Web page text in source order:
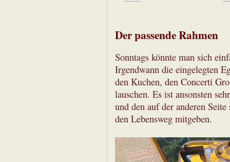
Der passende Rahmen
Sonntags könnte man sich
Irgendwann die eingelegten
den Kuchen, den Concerti
lauschen. Es ist ansonsten
und den auf der anderen
den Lebensweg mitgeben.